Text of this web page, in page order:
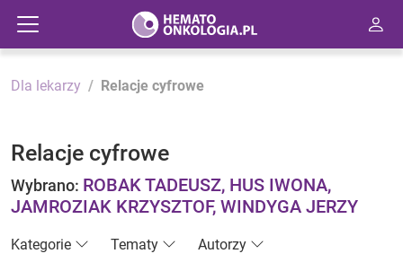
Dla lekarzy Relacje cyfrowe
Relacje cyfrowe
Wybrano: ROBAK TADEUSZ, HUS IWONA,
JAMROZIAK KRZYSZTOF, WINDYGA JERZY
Kategorie Tematy Autorzy